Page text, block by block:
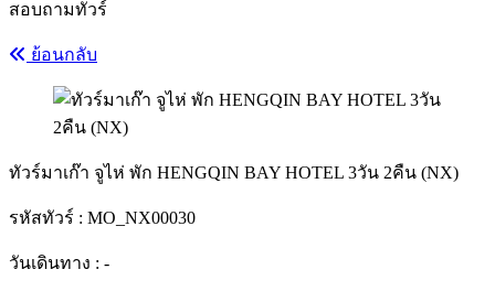
สอบถามทัวร์
ย้อนกลับ
ทัวร์มาเก๊า จูไห่ พัก HENGQIN BAY HOTEL 3วัน 2คืน (NX)
รหัสทัวร์ : MO_NX00030
วันเดินทาง : -